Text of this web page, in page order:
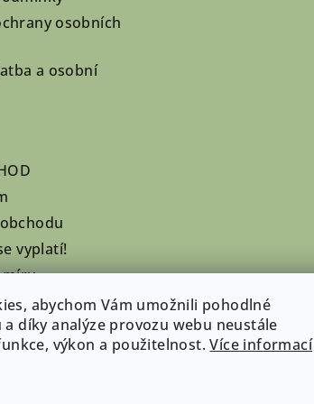
abychom Vám umožnili pohodlné
díky analýze provozu webu neustále
výkon a použitelnost.Více informací
osobních
a osobní
vyplatí!
míru
dobírky